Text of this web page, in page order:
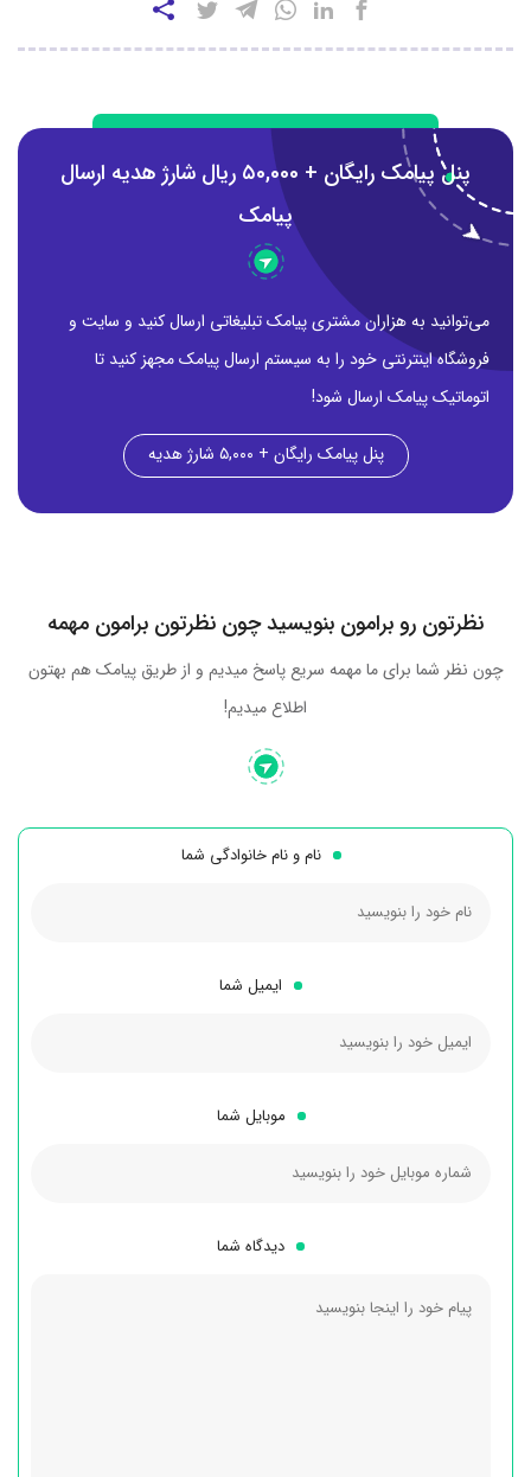
پنل پیامک رایگان + ۵0,000 ریال شارژ هدیه ارسال
پیامک
می‌توانید به هزاران مشتری پیامک تبلیغاتی ارسال کنید و سایت و
فروشگاه اینترنتی خود را به سیستم ارسال پیامک مجهز کنید تا
اتوماتیک پیامک ارسال شود!
پنل پیامک رایگان + ۵,۰۰۰ شارژ هدیه
نظرتون رو برامون بنویسید چون نظرتون برامون مهمه
چون نظر شما برای ما مهمه سریع پاسخ میدیم و از طریق پیامک هم بهتون
اطلاع میدیم!
نام و نام خانوادگی شما
ایمیل شما
موبایل شما
دیدگاه شما